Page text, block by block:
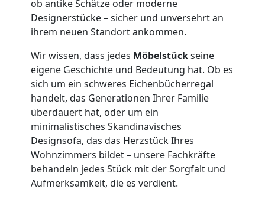
ob antike Schätze oder moderne
Designerstücke – sicher und unversehrt an
ihrem neuen Standort ankommen.
Wir wissen, dass jedes Möbelstückseine
eigene Geschichte und Bedeutung hat. Ob es
sich um ein schweres Eichenbücherregal
handelt, das Generationen Ihrer Familie
überdauert hat, oder um ein
minimalistisches Skandinavisches
Designsofa, das das Herzstück Ihres
Wohnzimmers bildet – unsere Fachkräfte
behandeln jedes Stück mit der Sorgfalt und
Aufmerksamkeit, die es verdient.
Möbellift
Leonding
Übersiedlung
Leonding
Klaviertransport